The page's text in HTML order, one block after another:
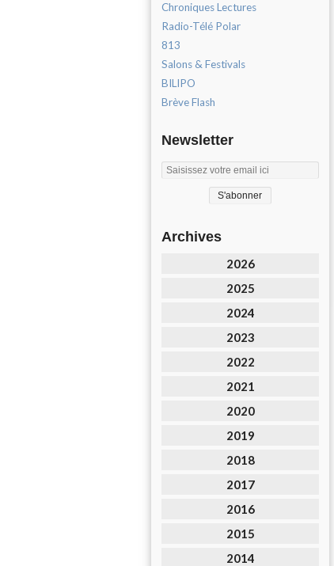
Chroniques Lectures
Radio-Télé Polar
813
Salons & Festivals
BILIPO
Brève Flash
Newsletter
Archives
2026
2025
2024
2023
2022
2021
2020
2019
2018
2017
2016
2015
2014